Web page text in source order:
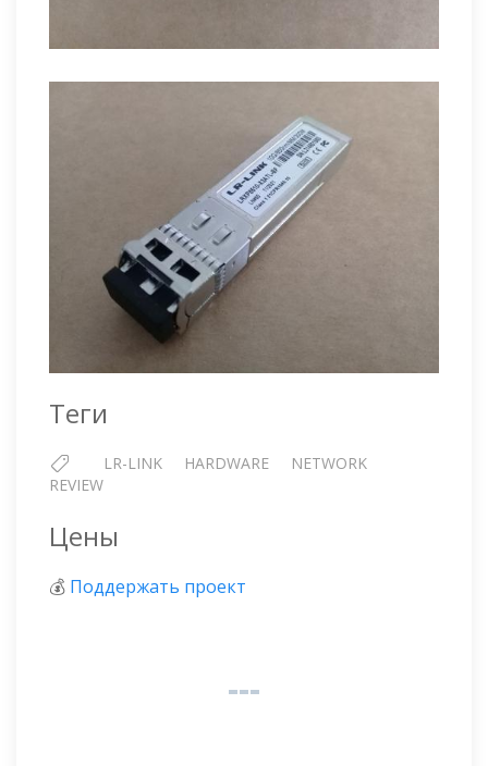
Теги
LR-LINK HARDWARE
NETWORK
REVIEW
Цены
💰 Поддержать проект